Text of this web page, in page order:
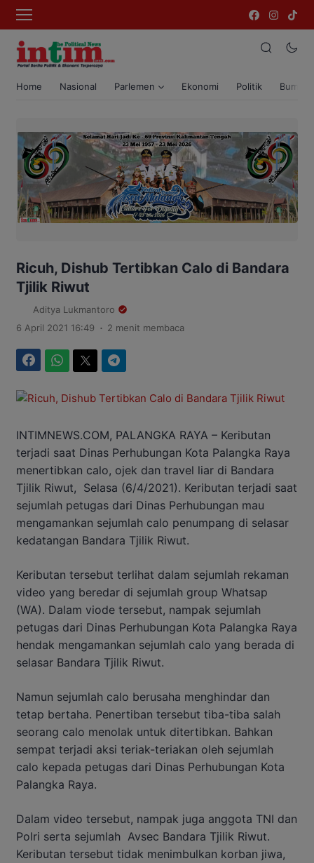
Home Nasional Parlemen Ekonomi Politik Bumi
Ricuh, Dishub Tertibkan Calo di Bandara
Tjilik Riwut
Aditya Lukmantoro
6 April 2021 16:49 . 2 menit membaca
INTIMNEWS.COM, PALANGKA RAYA – Keributan
terjadi saat Dinas Perhubungan Kota Palangka Raya
menertibkan calo, ojek dan travel liar di Bandara
Tjilik Riwut, Selasa (6/4/2021). Keributan terjadi saat
sejumlah petugas dari Dinas Perhubungan mau
mengamankan sejumlah calo penumpang di selasar
kedatangan Bandara Tjilik Riwut.
Keributan tersebut terlihat dalam sejumlah rekaman
video yang beredar di sejumlah group Whatsap
(WA). Dalam viode tersebut, nampak sejumlah
petugas dari Dinas Perhubungan Kota Palangka Raya
hendak mengamankan sejumlah calo yang berada di
selasar Bandara Tjilik Riwut.
Namun sejumlah calo berusaha menghindar dan
tetap bertaha. Penertiban tersebut tiba-tiba salah
seorang calo menolak untuk ditertibkan. Bahkan
sempat terjadi aksi teriak-teriakan oleh sejumlah
calo kepada petugas dari Dinas Perhubungan Kota
Palangka Raya.
Dalam video tersebut, nampak juga anggota TNI dan
Polri serta sejumlah Avsec Bandara Tjilik Riwut.
Keributan tersebut tidak menimbulkan korban jiwa,